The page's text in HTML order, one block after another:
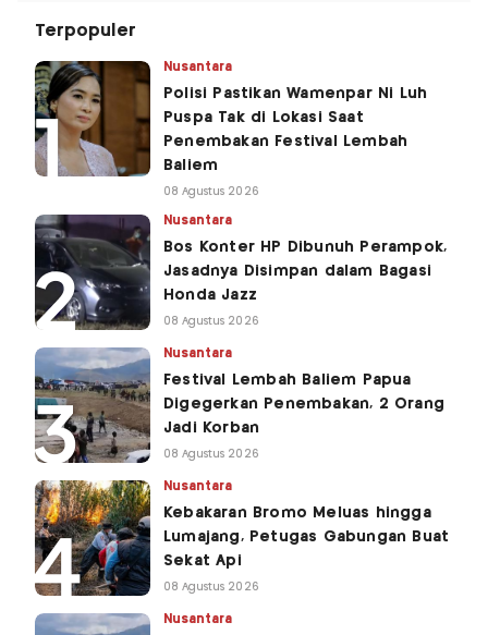
Terpopuler
Nusantara
Polisi Pastikan Wamenpar Ni Luh
Puspa Tak di Lokasi Saat
Penembakan Festival Lembah
Baliem
08 Agustus 2026
Nusantara
Bos Konter HP Dibunuh Perampok,
Jasadnya Disimpan dalam Bagasi
Honda Jazz
08 Agustus 2026
Nusantara
Festival Lembah Baliem Papua
Digegerkan Penembakan, 2 Orang
Jadi Korban
08 Agustus 2026
Nusantara
Kebakaran Bromo Meluas hingga
Lumajang, Petugas Gabungan Buat
Sekat Api
08 Agustus 2026
Nusantara